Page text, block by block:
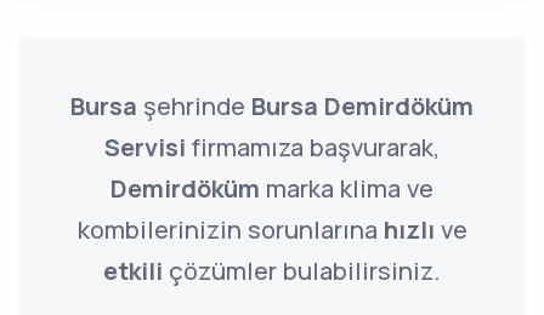
Bursa şehrinde Bursa Demirdöküm
Servisi firmamıza başvurarak,
Demirdöküm marka klima ve
kombilerinizin sorunlarına hızlı ve
etkili çözümler bulabilirsiniz.